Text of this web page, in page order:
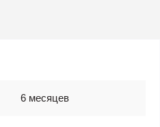
6 месяцев